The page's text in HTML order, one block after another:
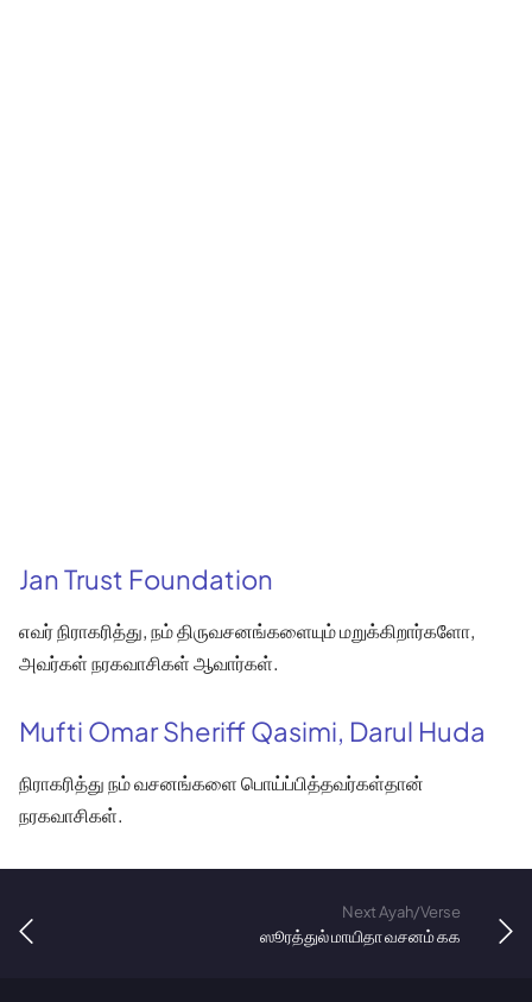
Jan Trust Foundation
எவர் நிராகரித்து, நம் திருவசனங்களையும் மறுக்கிறார்களோ,
அவர்கள் நரகவாசிகள் ஆவார்கள்.
Mufti Omar Sheriff Qasimi, Darul Huda
நிராகரித்து நம் வசனங்களை பொய்ப்பித்தவர்கள்தான்
நரகவாசிகள்.
Next Ayah/Verse
ஸூரத்துல் மாயிதா வசனம் ௧௧